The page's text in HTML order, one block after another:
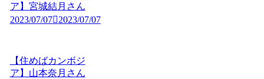
ア】宮城結月さん
2023/07/07
2023/07/07
【住めばカンボジ
ア】山本奈月さん